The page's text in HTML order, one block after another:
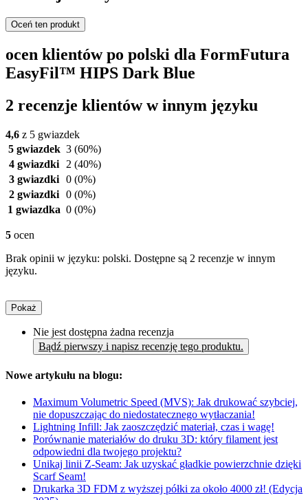
Oceń ten produkt
ocen klientów po polski dla FormFutura
EasyFil™ HIPS Dark Blue
2 recenzje klientów w innym języku
4,6 z 5 gwiazdek
5 gwiazdek 3 (60%)
4 gwiazdki
2 (40%)
3 gwiazdki 0 (0%)
2 gwiazdki 0 (0%)
1 gwiazdka 0 (0%)
5 ocen
Brak opinii w języku: polski. Dostępne są 2 recenzje w innym
języku.
Pokaż
Nie jest dostępna żadna recenzja
Bądź pierwszy i napisz recenzję tego produktu.
Nowe artykułu na blogu:
Maximum Volumetric Speed (MVS): Jak drukować szybciej,
nie dopuszczając do niedostatecznego wytłaczania!
Lightning Infill: Jak zaoszczędzić materiał, czas i wagę!
Porównanie materiałów do druku 3D: który filament jest
odpowiedni dla twojego projektu?
Unikaj linii Z-Seam: Jak uzyskać gładkie powierzchnie dzięki
Scarf Seam!
Drukarka 3D FDM z wyższej półki za około 4000 zł! (Edycja